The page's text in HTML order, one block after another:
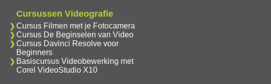
Cursussen Videografie
Cursus Filmen met je Fotocamera
Cursus De Beginselen van Video
Cursus Davinci Resolve voor
Beginners
Basiscursus Videobewerking met
Corel VideoStudio X10